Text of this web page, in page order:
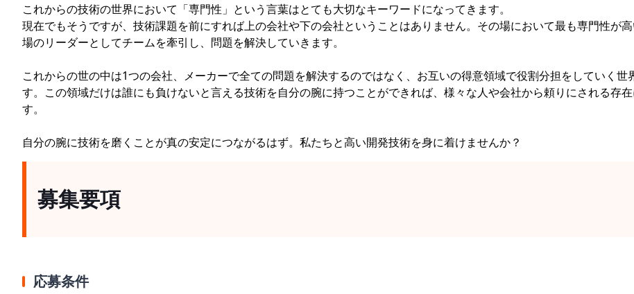
これからの技術の世界において「専門性」という言葉はとても大切なキーワードになってきます。
現在でもそうですが、技術課題を前にすれば上の会社や下の会社ということはありません。その場において最も専門性が
場のリーダーとしてチームを牽引し、問題を解決していきます。
これからの世の中は1つの会社、メーカーで全ての問題を解決するのではなく、お互いの得意領域で役割分担をしていく世
す。この領域だけは誰にも負けないと言える技術を自分の腕に持つことができれば、様々な人や会社から頼りにされる存在
す。
自分の腕に技術を磨くことが真の安定につながるはず。私たちと高い開発技術を身に着けませんか？
募集要項
応募条件